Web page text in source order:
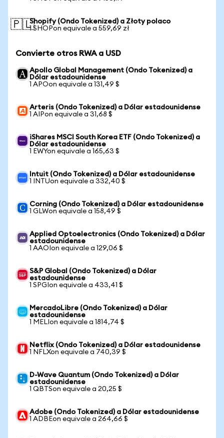
🇵🇱Shopify (Ondo Tokenized) a Złoty polaco
1 SHOPon equivale a 559,69 zł
Convierte otros RWA a USD
Apollo Global Management (Ondo Tokenized) a
Dólar estadounidense
1 APOon equivale a 131,49 $
Arteris (Ondo Tokenized) a Dólar estadounidense
1 AIPon equivale a 31,68 $
iShares MSCI South Korea ETF (Ondo Tokenized) a
Dólar estadounidense
1 EWYon equivale a 165,63 $
Intuit (Ondo Tokenized) a Dólar estadounidense
1 INTUon equivale a 332,40 $
Corning (Ondo Tokenized) a Dólar estadounidense
1 GLWon equivale a 158,49 $
Applied Optoelectronics (Ondo Tokenized) a Dólar
estadounidense
1 AAOIon equivale a 129,06 $
S&P Global (Ondo Tokenized) a Dólar
estadounidense
1 SPGIon equivale a 433,41 $
MercadoLibre (Ondo Tokenized) a Dólar
estadounidense
1 MELIon equivale a 1814,74 $
Netflix (Ondo Tokenized) a Dólar estadounidense
1 NFLXon equivale a 740,39 $
D-Wave Quantum (Ondo Tokenized) a Dólar
estadounidense
1 QBTSon equivale a 20,25 $
Adobe (Ondo Tokenized) a Dólar estadounidense
1 ADBEon equivale a 264,66 $